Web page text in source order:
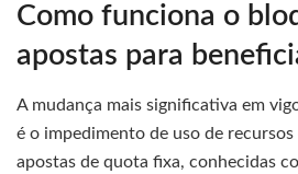
Como funciona o
apostas para
A mudança mais significativa em
é o impedimento de uso de
apostas de quota fixa, conhecidas